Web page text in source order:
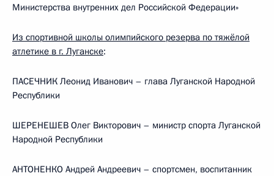
Министерства внутренних дел Российской Федерации»
Из спортивной школы олимпийского резерва по тяжёлой
атлетике в г. Луганске:
ПАСЕЧНИК Леонид Иванович – глава Луганской Народной
Республики
ШЕРЕНЕШЕВ Олег Викторович – министр спорта Луганской
Народной Республики
АНТОНЕНКО Андрей Андреевич – спортсмен, воспитанник